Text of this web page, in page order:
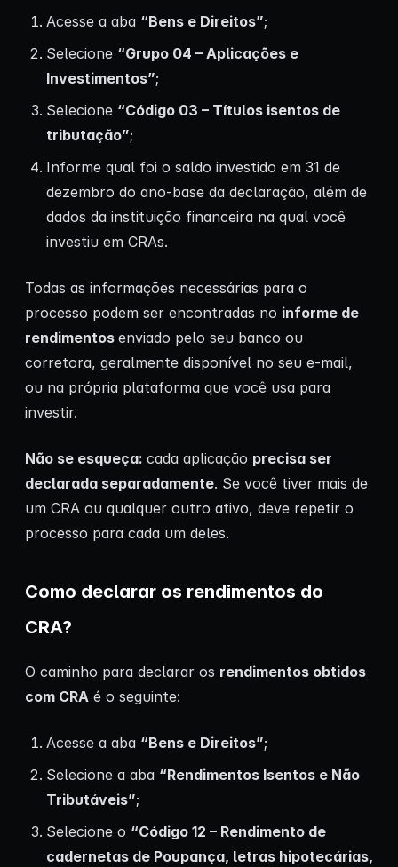
Acesse a aba “Bens e Direitos”;
Selecione “Grupo 04 – Aplicações e
Investimentos”;
Selecione “Código 03 – Títulos isentos de
tributação”;
Informe qual foi o saldo investido em 31 de
dezembro do ano-base da declaração, além de
dados da instituição financeira na qual você
investiu em CRAs.
Todas as informações necessárias para o
processo podem ser encontradas no informe de
rendimentos enviado pelo seu banco ou
corretora, geralmente disponível no seu e-mail,
ou na própria plataforma que você usa para
investir.
Não se esqueça: cada aplicação precisa ser
declarada separadamente. Se você tiver mais de
um CRA ou qualquer outro ativo, deve repetir o
processo para cada um deles.
Como declarar os rendimentos do
CRA?
O caminho para declarar os rendimentos obtidos
com CRA é o seguinte:
Acesse a aba “Bens e Direitos”;
Selecione a aba “Rendimentos Isentos e Não
Tributáveis”;
Selecione o “Código 12 – Rendimento de
cadernetas de Poupança, letras hipotecárias,